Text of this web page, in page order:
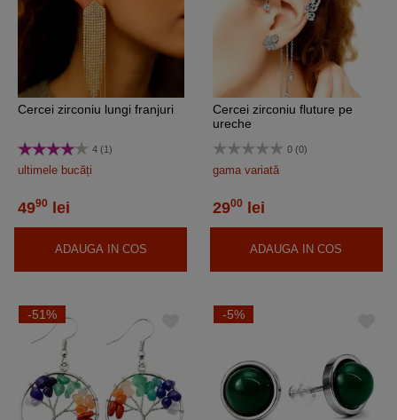
Cercei zirconiu lungi franjuri
4 (1)
ultimele bucăți
4990 lei
ADAUGA IN COS
Cercei zirconiu fluture pe
ureche
0 (0)
gama variată
2900 lei
ADAUGA IN COS
-51% -5%